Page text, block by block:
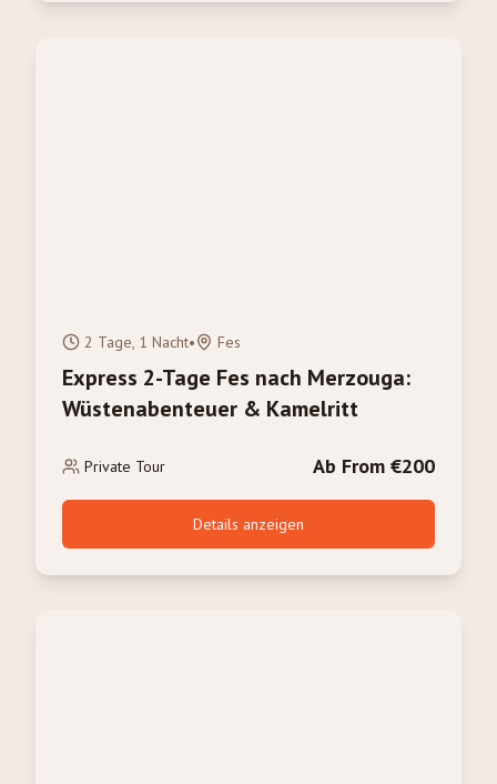
2 Tage, 1 Nacht• Fes
Express 2-Tage Fes nach Merzouga:
Wüstenabenteuer & Kamelritt
Private Tour Ab From €200
Details anzeigen